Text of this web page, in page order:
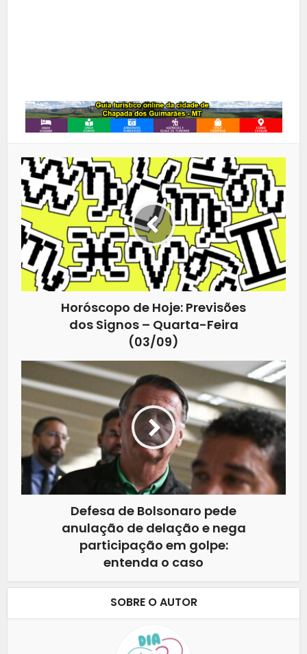
Horóscopo de Hoje: Previsões
dos Signos – Quarta-Feira
(03/09)
Defesa de Bolsonaro pede
anulação de delação e nega
participação em golpe:
entenda o caso
SOBRE O AUTOR